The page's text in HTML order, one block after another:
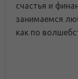
счастья и
занимаемся
как по